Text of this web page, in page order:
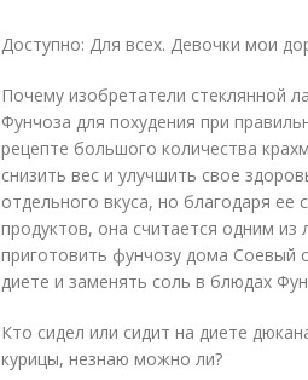
Доступно: Для всех. Девочки мои
Почему изобретатели стеклянной
Фунчоза для похудения при
рецепте большого количества
снизить вес и улучшить свое
отдельного вкуса, но благодаря ее
продуктов, она считается одним
приготовить фунчозу дома Соевый
диете и заменять соль в блюдах
Кто сидел или сидит на диете
курицы, незнаю можно ли?